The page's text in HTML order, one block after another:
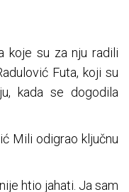
koje su za nju radili
Futa, koji su
kada se dogodila
Mili odigrao ključnu
htio jahati. Ja sam